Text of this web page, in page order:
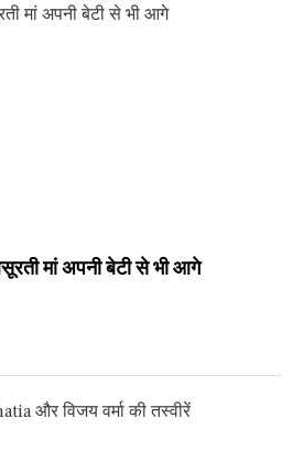
मां अपनी बेटी से भी आगे